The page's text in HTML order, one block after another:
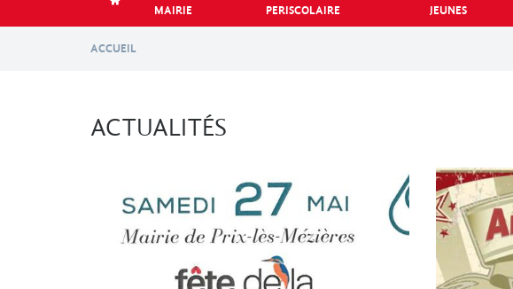
MAIRIE
PERISCOLAIRE
JEUNES
ACCUEIL
ACTUALITÉS